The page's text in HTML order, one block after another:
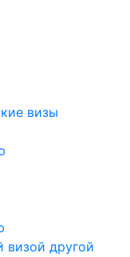
визы
визой другой